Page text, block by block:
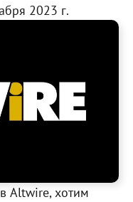
2023 г.
Altwire, хотим